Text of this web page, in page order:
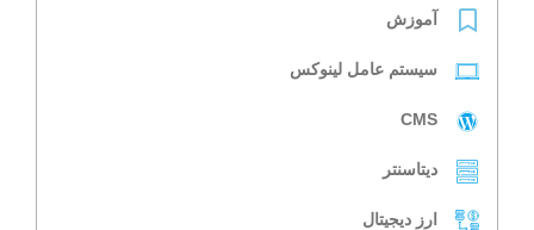
آموزش
سیستم عامل لینوکس
CMS
دیتاسنتر
ارز دیجیتال